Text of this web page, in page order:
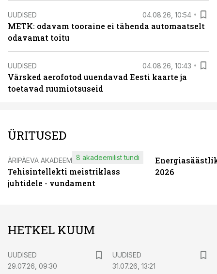
UUDISED 04.08.26, 10:54
METK: odavam tooraine ei tähenda automaatselt
odavamat toitu
UUDISED 04.08.26, 10:43
Värsked aerofotod uuendavad Eesti kaarte ja
toetavad ruumiotsuseid
ÜRITUSED
ÄRIPÄEVA AKADEEMIA
Tehisintellekti meistriklass
juhtidele - vundament
8 akadeemilist tundi
2026
HETKEL KUUM
UUDISED
29.07.26, 09:30
UUDISED
31.07.26, 13:21